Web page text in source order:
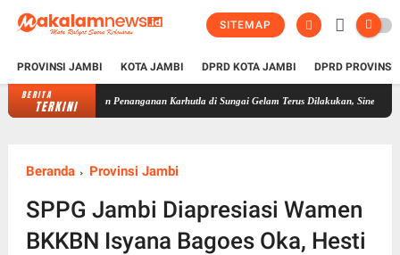
SITEMAP
PROVINSI JAMBI KOTA JAMBI DPRD KOTA JAMBI DPRD
BERITA
TERKINI
Jambi Pastikan Penanganan Karhutla di Sungai Gelam Terus Dilakukan, Sinergi TNI-
Beranda Provinsi Jambi
SPPG Jambi Diapresiasi Wamen
BKKBN Isyana Bagoes Oka, Hesti